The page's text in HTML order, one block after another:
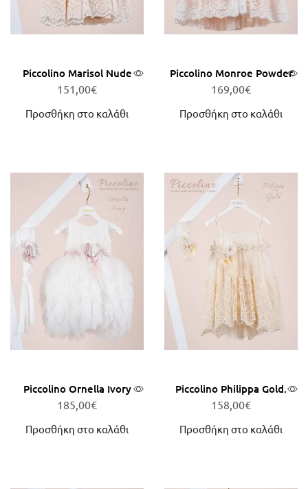
Piccolino Marisol Nude
151,00€
Προσθήκη στο καλάθι
Piccolino Monroe Powder
169,00€
Προσθήκη στο καλάθι
Piccolino Ornella Ivory
185,00€
Προσθήκη στο καλάθι
Piccolino Philippa Gold.
158,00€
Προσθήκη στο καλάθι